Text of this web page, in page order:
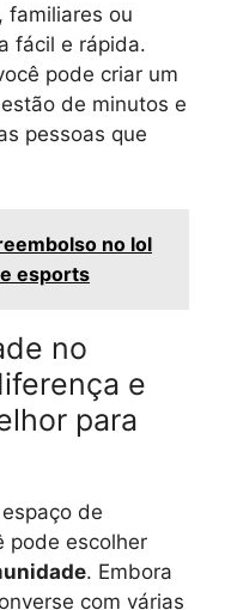
familiares ou
fácil e rápida.
pode criar um
de minutos e
pessoas que
no lol
esports
no
e
para
de
pode escolher
. Embora
com várias